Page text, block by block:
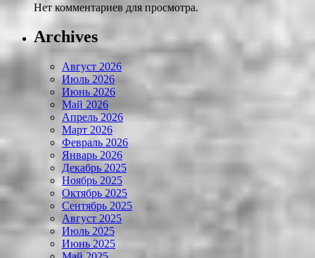
Нет комментариев для просмотра.
Archives
Август 2026
Июль 2026
Июнь 2026
Май 2026
Апрель 2026
Март 2026
Февраль 2026
Январь 2026
Декабрь 2025
Ноябрь 2025
Октябрь 2025
Сентябрь 2025
Август 2025
Июль 2025
Июнь 2025